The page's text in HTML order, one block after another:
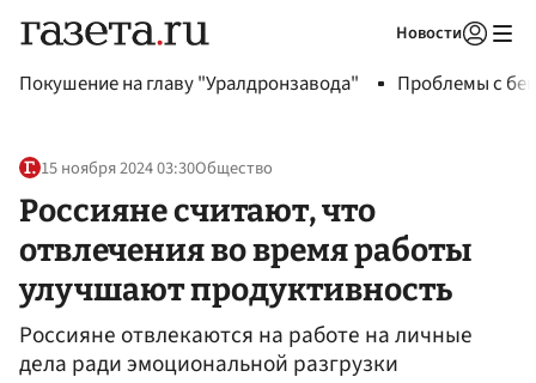
Новости
Покушение на главу "Уралдронзавода" Проблемы с
15 ноября 2024 03:30Общество
Россияне считают, что
отвлечения во время работы
улучшают продуктивность
Россияне отвлекаются на работе на личные
дела ради эмоциональной разгрузки